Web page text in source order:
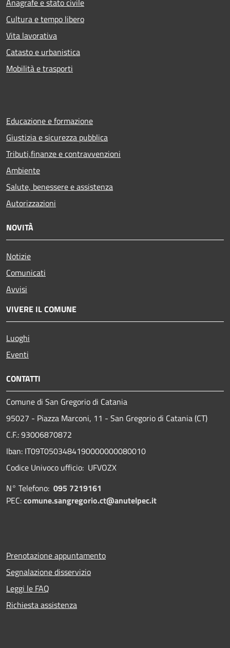
Anagrafe e stato civile
Cultura e tempo libero
Vita lavorativa
Catasto e urbanistica
Mobilità e trasporti
Educazione e formazione
Giustizia e sicurezza pubblica
Tributi,finanze e contravvenzioni
Ambiente
Salute, benessere e assistenza
Autorizzazioni
NOVITÀ
Notizie
Comunicati
Avvisi
VIVERE IL COMUNE
Luoghi
Eventi
CONTATTI
Comune di San Gregorio di Catania
95027 - Piazza Marconi, 11 - San Gregorio di Catania (CT)
C.F.: 93006870872
Iban: IT09T0503484190000000080010
Codice Univoco ufficio: UFVOZX
N° Telefono: 095 7219161
PEC:comune.sangregorio.ct@anutelpec.it
Prenotazione appuntamento
Segnalazione disservizio
Leggi le FAQ
Richiesta assistenza